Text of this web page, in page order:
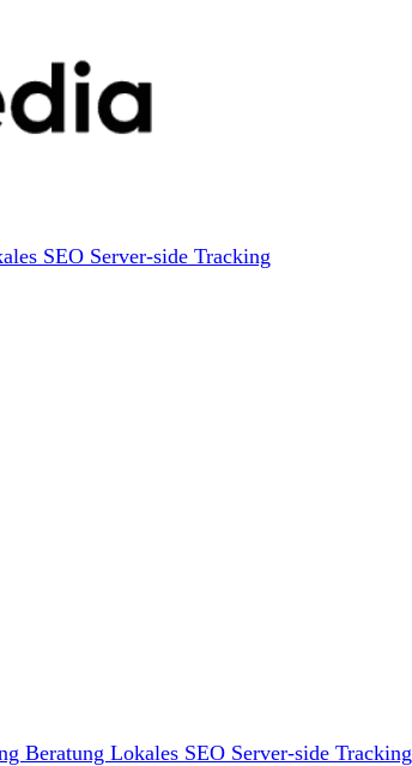
SEO Server-side Tracking
Beratung Lokales SEO Server-side Tracking